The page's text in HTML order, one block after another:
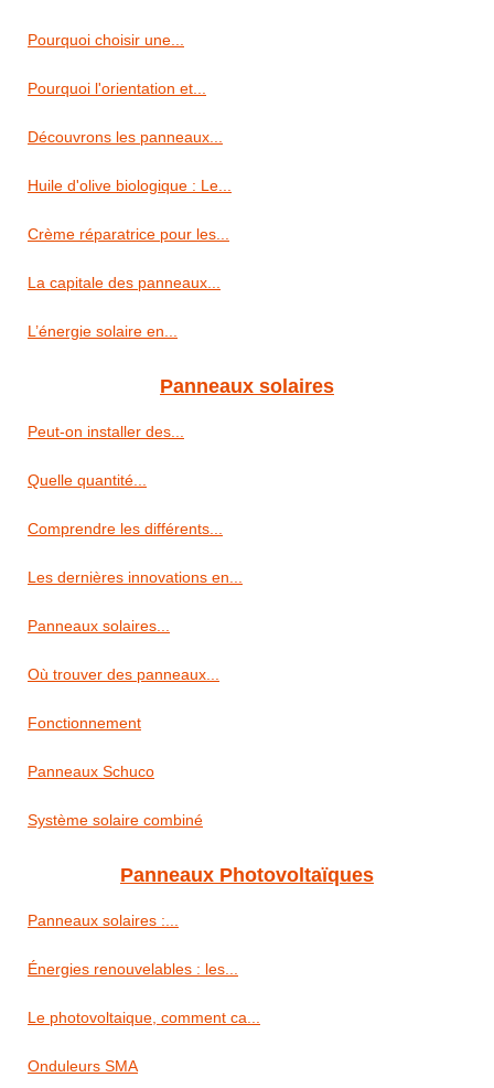
Pourquoi choisir une...
Pourquoi l'orientation et...
Découvrons les panneaux...
Huile d'olive biologique : Le...
Crème réparatrice pour les...
La capitale des panneaux...
L’énergie solaire en...
Panneaux solaires
Peut-on installer des...
Quelle quantité...
Comprendre les différents...
Les dernières innovations en...
Panneaux solaires...
Où trouver des panneaux...
Fonctionnement
Panneaux Schuco
Système solaire combiné
Panneaux Photovoltaïques
Panneaux solaires :...
Énergies renouvelables : les...
Le photovoltaique, comment ca...
Onduleurs SMA